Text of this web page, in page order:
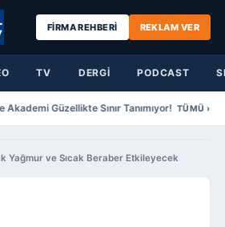
FİRMA REHBERİ REKLAM VER
TV DERGİ PODCAST
Güzellikte Sınır Tanımıyor! Şenol
TÜMÜ ›
Yağmur ve Sıcak Beraber Etkileyecek